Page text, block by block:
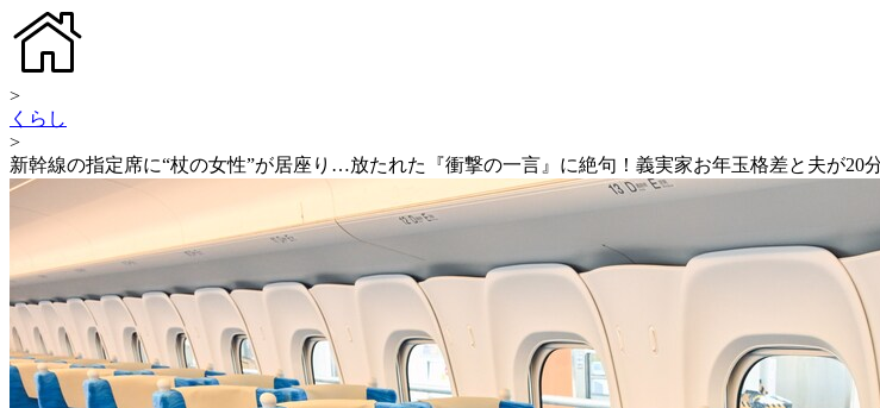
>
くらし
>
新幹線の指定席に“杖の女性”が居座り…放たれた『衝撃の一言』に絶句！義実家お年玉格差と夫が20